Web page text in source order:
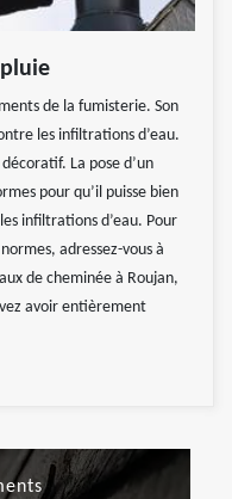
de la fumisterie. Son
les infiltrations d’eau.
La pose d’un
pour qu’il puisse bien
infiltrations d’eau. Pour
adressez-vous à
de cheminée à Roujan,
avoir entièrement